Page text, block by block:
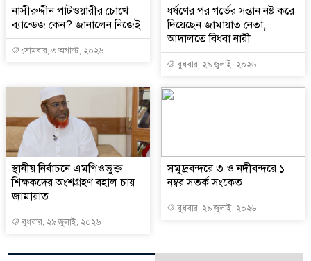
নাসীরুদ্দীন পাটওয়ারীর চোখে
ব্যান্ডেজ কেন? জানালেন নিজেই
সোমবার, ৩ অগাস্ট, ২০২৬
ধর্ষণের পর গর্ভের সন্তান নষ্ট করে
দিয়েছেন জামায়াত নেতা,
আদালতে বিধবা নারী
বুধবার, ২৯ জুলাই, ২০২৬
স্থানীয় নির্বাচনে এমপিওভুক্ত
শিক্ষকদের অংশগ্রহণ বহাল চায়
জামায়াত
বুধবার, ২৯ জুলাই, ২০২৬
সমুদ্রবন্দরে ৩ ও নদীবন্দরে ১
নম্বর সতর্ক সংকেত
বুধবার, ২৯ জুলাই, ২০২৬